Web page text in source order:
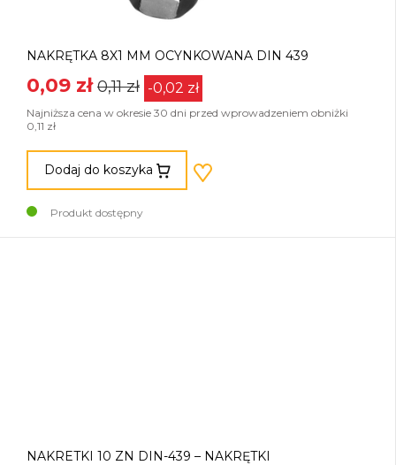
NAKRĘTKA 8X1 MM OCYNKOWANA DIN 439
0,09 zł 0,11 zł -0,02 zł
Najniższa cena w okresie 30 dni przed wprowadzeniem obniżki
0,11 zł
Dodaj do koszyka
Produkt dostępny
NAKRETKI 10 ZN DIN-439 – NAKRĘTKI